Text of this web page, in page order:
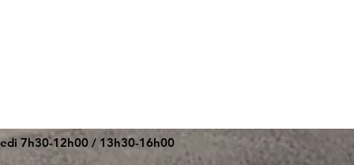
7h30-12h00 / 13h30-16h00